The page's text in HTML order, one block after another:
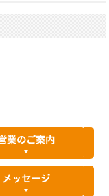
業のご案内
メッセージ